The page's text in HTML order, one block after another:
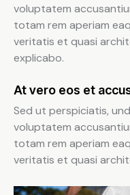
voluptatem
totam rem aperiam
veritatis et quasi
explicabo.
At vero eos et
Sed ut perspiciatis,
voluptatem
totam rem aperiam
veritatis et quasi